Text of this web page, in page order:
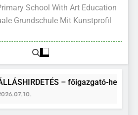
School With Art Education
Grundschule Mit Kunstprofil
– főigazgató-helyettes